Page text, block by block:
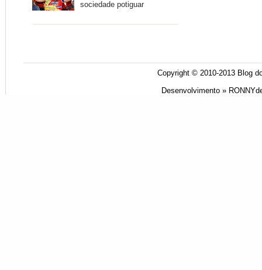
sociedade potiguar
Copyright © 2010-2013 Blog
Desenvolvimento »